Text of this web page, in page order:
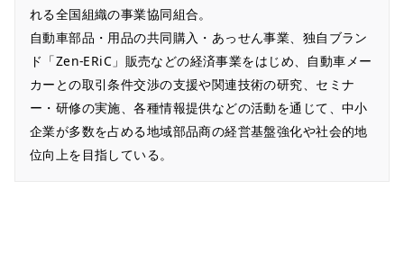
れる全国組織の事業協同組合。
自動車部品・用品の共同購入・あっせん事業、独自ブラン
ド「Zen-ERiC」販売などの経済事業をはじめ、自動車メー
カーとの取引条件交渉の支援や関連技術の研究、セミナ
ー・研修の実施、各種情報提供などの活動を通じて、中小
企業が多数を占める地域部品商の経営基盤強化や社会的地
位向上を目指している。